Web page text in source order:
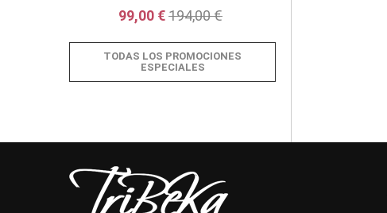
99,00 €194,00 €
TODAS LOS PROMOCIONES
ESPECIALES